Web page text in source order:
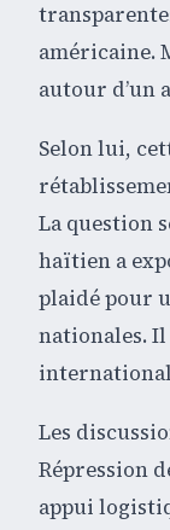
américaine.
autour d’un
Selon lui,
La question
haïtien a
plaidé pour
nationales.
Les
Répression
appui